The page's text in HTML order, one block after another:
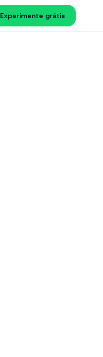
Experimente grátis